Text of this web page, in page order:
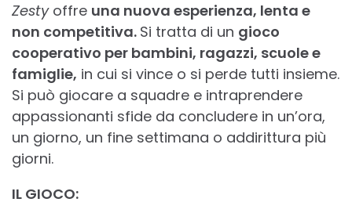
Zesty offre una nuova esperienza, lenta e
non competitiva. Si tratta di un gioco
cooperativo per bambini, ragazzi, scuole e
famiglie, in cui si vince o si perde tutti insieme.
Si può giocare a squadre e intraprendere
appassionanti sfide da concludere in un’ora,
un giorno, un fine settimana o addirittura più
giorni.
IL GIOCO: